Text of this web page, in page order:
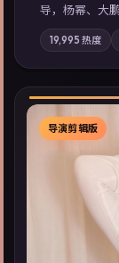
导，杨幂、大
场意外将众人
质；站内亦可
同类型高分佳
19,995 热度
导演剪辑版